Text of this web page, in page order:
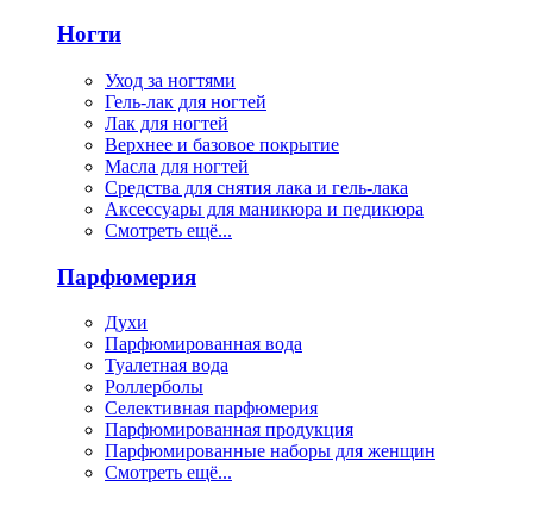
Ногти
Уход за ногтями
Гель-лак для ногтей
Лак для ногтей
Верхнее и базовое покрытие
Масла для ногтей
Средства для снятия лака и гель-лака
Аксессуары для маникюра и педикюра
Смотреть ещё...
Парфюмерия
Духи
Парфюмированная вода
Туалетная вода
Роллерболы
Селективная парфюмерия
Парфюмированная продукция
Парфюмированные наборы для женщин
Смотреть ещё...